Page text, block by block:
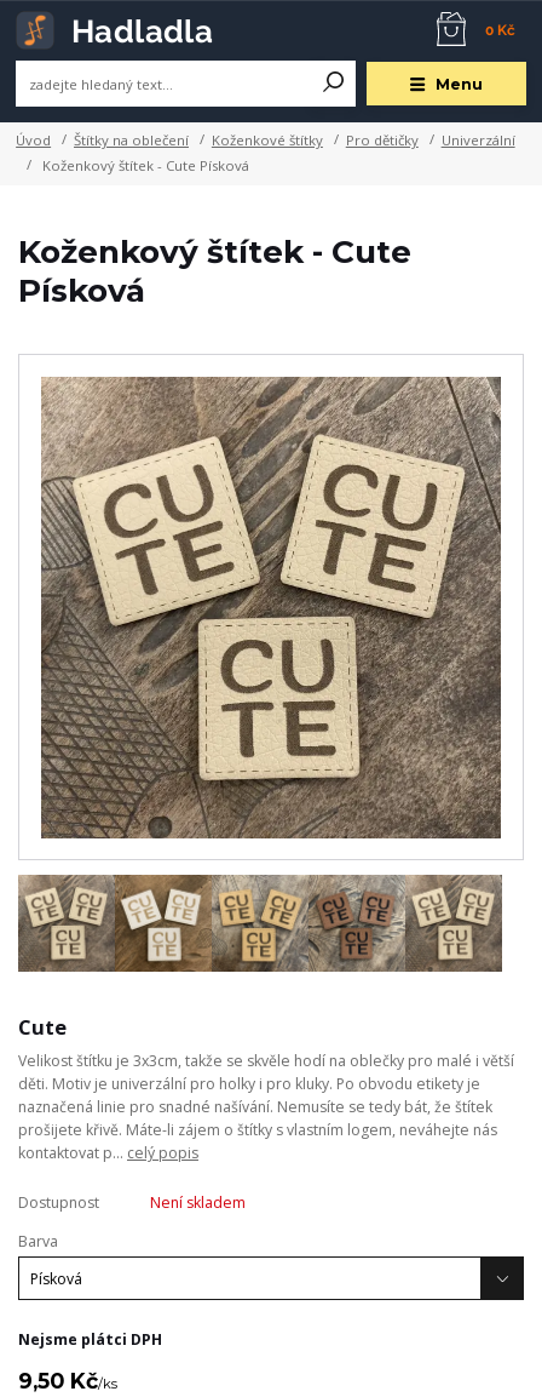
Menu
0 Kč
Úvod Štítky na oblečení Koženkové štítky Pro dětičky
Univerzální
Koženkový štítek - Cute Písková
Koženkový štítek - Cute
Písková
Cute
Velikost štítku je 3x3cm, takže se skvěle hodí na oblečky pro malé i větší
děti. Motiv je univerzální pro holky i pro kluky. Po obvodu etikety je
naznačená linie pro snadné našívání. Nemusíte se tedy bát, že štítek
prošijete křivě. Máte-li zájem o štítky s vlastním logem, neváhejte nás
kontaktovat p... celý popis
Dostupnost
Není skladem
Barva
Nejsme plátci DPH
9,50 Kč/ks